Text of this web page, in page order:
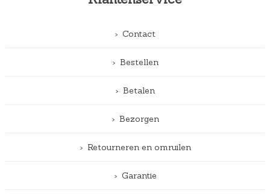
Contact
Bestellen
Betalen
Bezorgen
Retourneren en omruilen
Garantie